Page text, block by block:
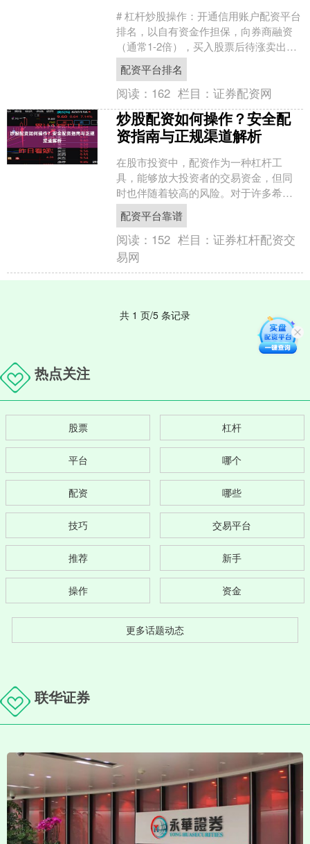
# 杠杆炒股操作：开通信用账户配资平台
排名，以自有资金作担保，向券商融资
（通常1-2倍），买入股票后待涨卖出，
偿还本息 在股票投资领域，杠杆炒股是
一种常见的放大....
配资平台排名
阅读： 162 栏目：证券配资网
炒股配资如何操作？安全配
资指南与正规渠道解析
在股市投资中，配资作为一种杠杆工
具，能够放大投资者的交易资金，但同
时也伴随着较高的风险。对于许多希望
扩大收益的投资者来说配资平台靠谱，
了解如何安全、合规地进行炒....
配资平台靠谱
阅读： 152 栏目：证券杠杆配资交
易网
共 1 页/5 条记录
热点关注
股票 杠杆
平台 哪个
配资 哪些
技巧 交易平台
推荐 新手
操作 资金
更多话题动态
联华证券